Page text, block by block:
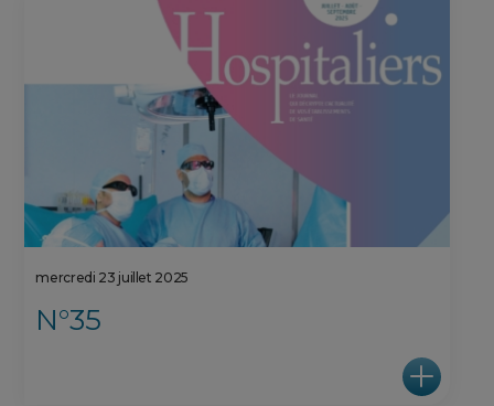
mercredi 23 juillet 2025
N°35